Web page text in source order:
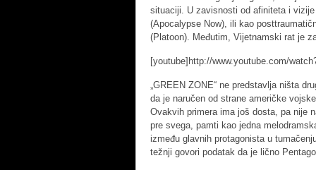
situaciji. U zavisnosti od afiniteta i
(Apocalypse Now), ili kao
(Platoon). Međutim, Vijetnamski rat je
[youtube]http://www.youtube.com/
„GREEN ZONE“ ne predstavlja ništa
da je naručen od strane američke
Ovakvih primera ima još dosta, pa nije
pre svega, pamti kao jedna
između glavnih protagonista u
težnji govori podatak da je lično